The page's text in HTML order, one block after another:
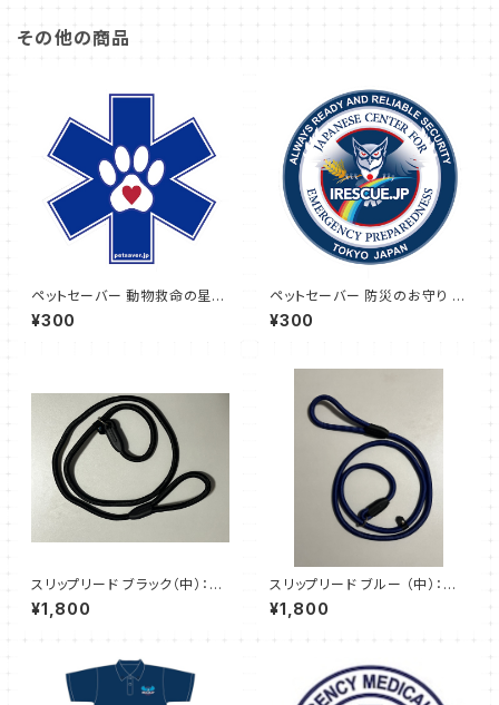
その他の商品
ペットセーバー 動物救命の星(S
tar of Animal Life01) ステッ
カー
¥300
ペットセーバー 防災のお守り (i
Rescue02) ステッカー
¥300
スリップリード ブラック（中）：ペ
ットのしつけやトレーニングに最
適
¥1,800
スリップリード ブルー （中）：ペ
ットのしつけやトレーニングに最
適
¥1,800